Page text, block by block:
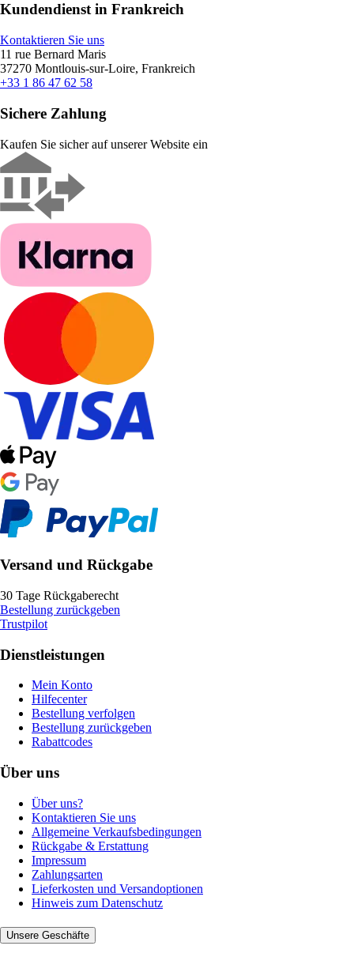
Kundendienst in Frankreich
Kontaktieren Sie uns
11 rue Bernard Maris
37270 Montlouis-sur-Loire, Frankreich
+33 1 86 47 62 58
Sichere Zahlung
Kaufen Sie sicher auf unserer Website ein
Versand und Rückgabe
30 Tage Rückgaberecht
Bestellung zurückgeben
Trustpilot
Dienstleistungen
Mein Konto
Hilfecenter
Bestellung verfolgen
Bestellung zurückgeben
Rabattcodes
Über uns
Über uns?
Kontaktieren Sie uns
Allgemeine Verkaufsbedingungen
Rückgabe & Erstattung
Impressum
Zahlungsarten
Lieferkosten und Versandoptionen
Hinweis zum Datenschutz
Unsere Geschäfte